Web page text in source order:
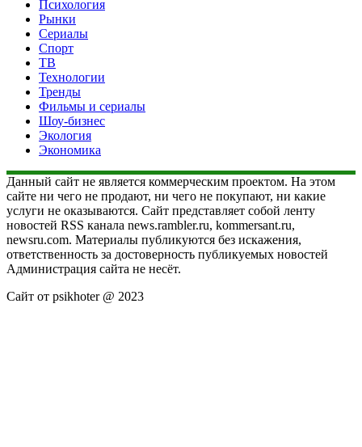
Психология
Рынки
Сериалы
Спорт
ТВ
Технологии
Тренды
Фильмы и сериалы
Шоу-бизнес
Экология
Экономика
Данный сайт не является коммерческим проектом. На этом
сайте ни чего не продают, ни чего не покупают, ни какие
услуги не оказываются. Сайт представляет собой ленту
новостей RSS канала news.rambler.ru, kommersant.ru,
newsru.com. Материалы публикуются без искажения,
ответственность за достоверность публикуемых новостей
Администрация сайта не несёт.
Сайт от psikhoter @ 2023